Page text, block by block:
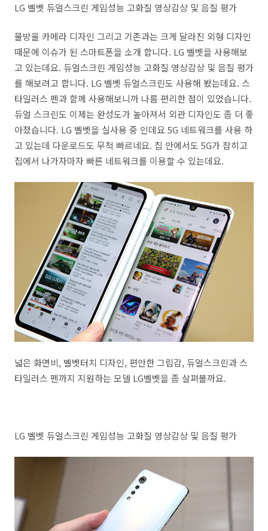
LG 벨벳 듀얼스크린 게임성능 고화질 영상감상 및 음질 평가
물방울 카메라 디자인 그리고 기존과는 크게 달라진 외형 디자인
때문에 이슈가 된 스마트폰을 소개 합니다. LG 벨벳을 사용해보
고 있는데요. 듀얼스크린 게임성능 고화질 영상감상 및 음질 평가
를 해보려고 합니다. LG 벨벳 듀얼스크린도 사용해 봤는데요. 스
타일러스 펜과 함께 사용해보니까 나름 편리한 점이 있었습니다.
듀얼 스크린도 이제는 완성도가 높아져서 외관 디자인도 좀 더 좋
아졌습니다. LG 벨벳을 실사용 중 인데요 5G 네트워크를 사용 하
고 있는데 다운로드도 무척 빠르네요. 집 안에서도 5G가 잡히고
집에서 나가자마자 빠른 네트워크를 이용할 수 있는데요.
넓은 화면비, 벨벳터치 디자인, 편안한 그립감, 듀얼스크린과 스
타일러스 펜까지 지원하는 모델 LG벨벳을 좀 살펴볼까요.
LG 벨벳 듀얼스크린 게임성능 고화질 영상감상 및 음질 평가